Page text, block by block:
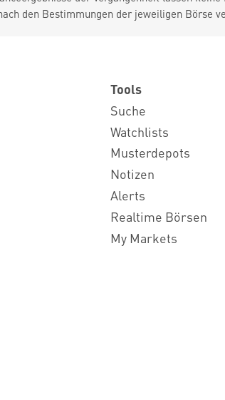
den Bestimmungen der jeweiligen Börse
Tools
Suche
Watchlists
Musterdepots
Notizen
Alerts
Realtime Börsen
My Markets